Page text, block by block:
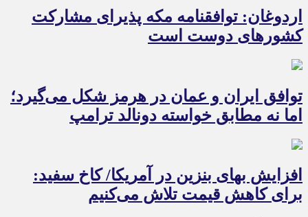
اردوغان: توافقنامه مکه پذیرای مشارکت
کشورهای دوست است
توافق ایران و عمان در هرمز شکل می‌گیرد؛
اما نه مطابق خواسته دونالد ترامپ
افزایش بهای بنزین در آمریکا/ کاخ سفید:
برای کاهش قیمت تلاش می‌کنیم